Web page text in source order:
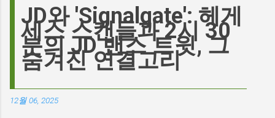
이 그 시작입니다. 하지만 그 이면에는 '연기'라
는 예술에 대한 깊은 갈망과, 완벽주의를 향한
끊임없는 열망이 숨겨져 있습니다. Photo by
Plufow Le Studio on Unsplash 폭풍의 언덕, 그
리고 캐스팅 논쟁의 불씨 최근 몇 주 동안 영화
JD와 'Signalgate': 헤게
세스 스캔들과 2시 30
분의 JD 밴스 트윗, 그
숨겨진 연결고리
12월 06, 2025